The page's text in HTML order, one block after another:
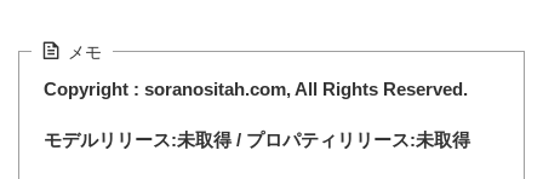
メモ
Copyright : soranositah.com, All Rights Reserved.
モデルリリース:未取得 / プロパティリリース:未取得